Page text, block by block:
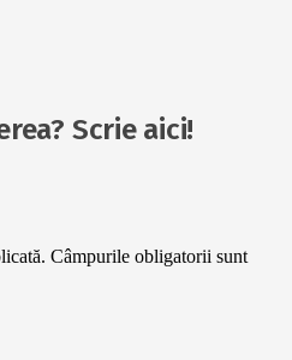
Scrie aici!
Câmpurile obligatorii sunt